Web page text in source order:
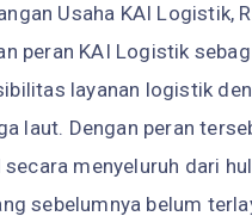
Usaha KAI Logistik,
peran KAI Logistik
layanan logistik
laut. Dengan peran
menyeluruh dari
sebelumnya belum